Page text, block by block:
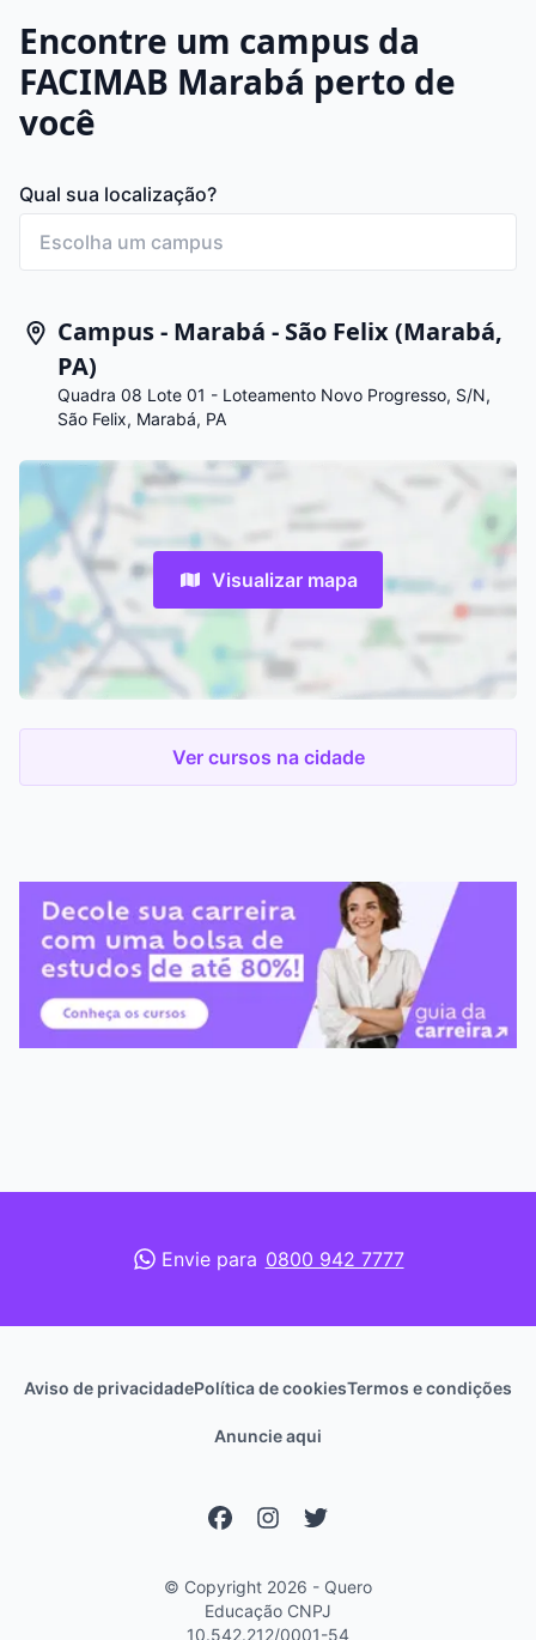
Encontre um campus da
FACIMAB Marabá perto de
você
Qual sua localização?
Campus - Marabá - São Felix (Marabá,
PA)
Quadra 08 Lote 01 - Loteamento Novo Progresso, S/N,
São Felix, Marabá, PA
Visualizar mapa
Ver cursos na cidade
Envie para 0800 942 7777
Aviso de privacidadePolítica de cookiesTermos e condições
Anuncie aqui
© Copyright 2026 - Quero
Educação CNPJ
10.542.212/0001-54